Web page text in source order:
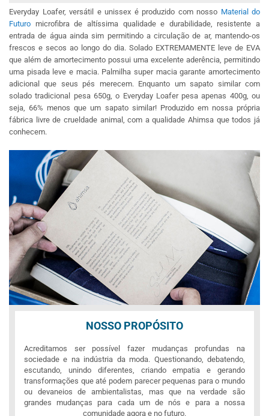
Everyday Loafer, versátil e unissex é produzido com nosso Material do
Futuro microfibra de altíssima qualidade e durabilidade, resistente a
entrada de água ainda sim permitindo a circulação de ar, mantendo-os
frescos e secos ao longo do dia. Solado EXTREMAMENTE leve de EVA
que além de amortecimento possui uma excelente aderência, permitindo
uma pisada leve e macia. Palmilha super macia garante amortecimento
adicional que seus pés merecem. Enquanto um sapato similar com
solado tradicional pesa 650g, o Everyday Loafer pesa apenas 400g, ou
seja, 66% menos que um sapato similar! Produzido em nossa própria
fábrica livre de crueldade animal, com a qualidade Ahimsa que todos já
conhecem.
NOSSO PROPÓSITO
Acreditamos ser possível fazer mudanças profundas na
sociedade e na indústria da moda. Questionando, debatendo,
escutando, unindo diferentes, criando empatia e gerando
transformações que até podem parecer pequenas para o mundo
ou devaneios de ambientalistas, mas que na verdade são
grandes mudanças para cada um de nós e para a nossa
comunidade agora e no futuro.